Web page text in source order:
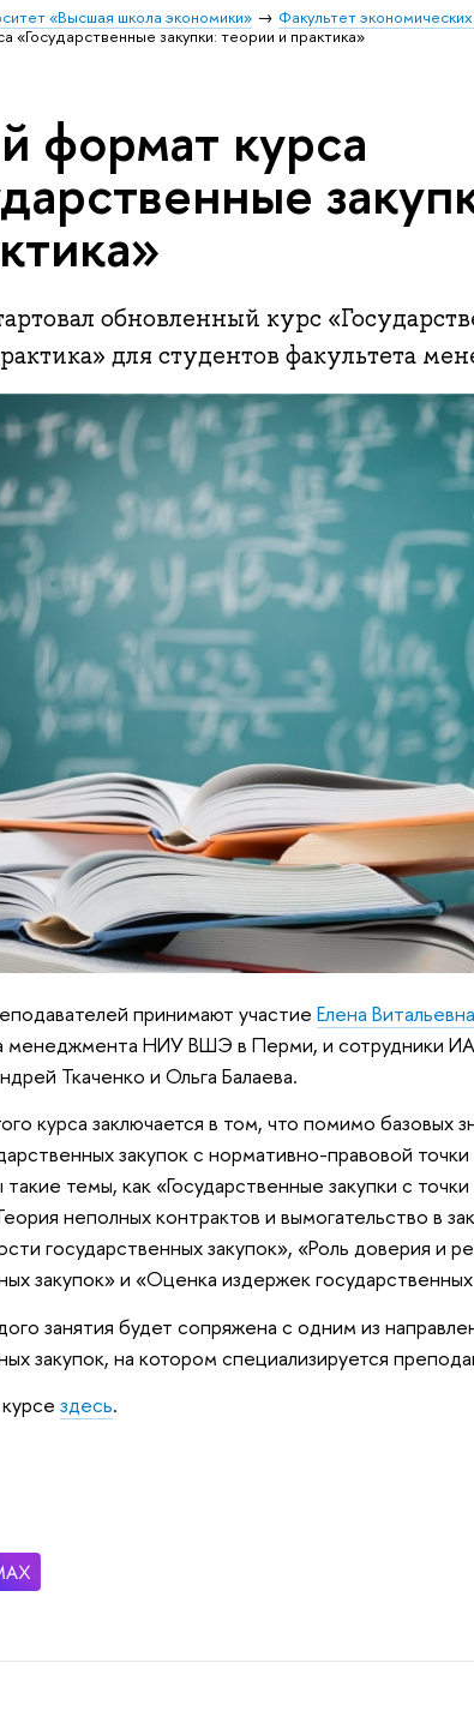
«Высшая школа экономики»
Факультет экономических
«Государственные закупки: теории и практика»
формат курса
обновленный курс
для студентов факультета
принимают участиеЕлена
менеджмента НИУ ВШЭ в Перми, и сотрудники
Ткаченко и Ольга Балаева.
курса заключается в том, что помимо базовых
закупок с нормативно-правовой
темы, как «Государственные закупки с
неполных контрактов и вымогательство в
государственных закупок», «Роль доверия и
закупок» и «Оценка издержек
занятия будет сопряжена с одним из
закупок, на котором специализируется
здесь.